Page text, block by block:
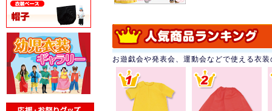
お遊戯会や発表会、運動会などで使える衣